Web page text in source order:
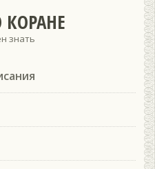
КОРАНЕ
знать